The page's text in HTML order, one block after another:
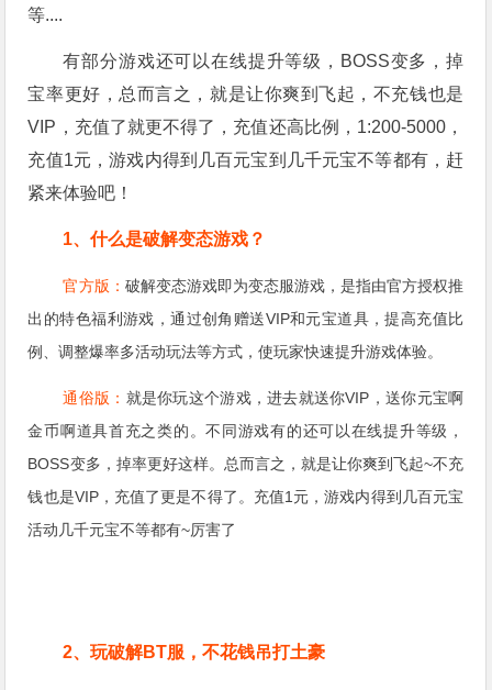
等....
有部分游戏还可以在线提升等级，BOSS变多，掉
宝率更好，总而言之，就是让你爽到飞起，不充钱也是
VIP，充值了就更不得了，充值还高比例，1:200-5000，
充值1元，游戏内得到几百元宝到几千元宝不等都有，赶
紧来体验吧！
1、什么是破解变态游戏？
官方版： 破解变态游戏即为变态服游戏，是指由官方授权推
出的特色福利游戏，通过创角赠送VIP和元宝道具，提高充值比
例、调整爆率多活动玩法等方式，使玩家快速提升游戏体验。
通俗版： 就是你玩这个游戏，进去就送你VIP，送你元宝啊
金币啊道具首充之类的。不同游戏有的还可以在线提升等级，
BOSS变多，掉率更好这样。总而言之，就是让你爽到飞起~不充
钱也是VIP，充值了更是不得了。充值1元，游戏内得到几百元宝
活动几千元宝不等都有~厉害了
2、玩破解BT服，不花钱吊打土豪